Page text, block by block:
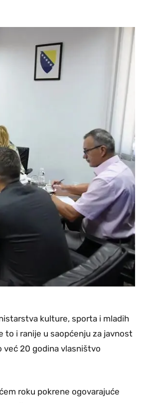
kulture, sporta i mladih
to i ranije u saopćenju za javnost
već 20 godina vlasništvo
roku pokrene ogovarajuće